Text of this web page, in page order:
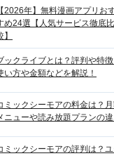
【2026年】無料漫画アプリお
め24選【人気サービス徹底比
】
ックライブとは？評判や特徴
い方や金額などを解説！
ミックシーモアの料金は？
ニューや読み放題プランの
ミックシーモアの評判は？